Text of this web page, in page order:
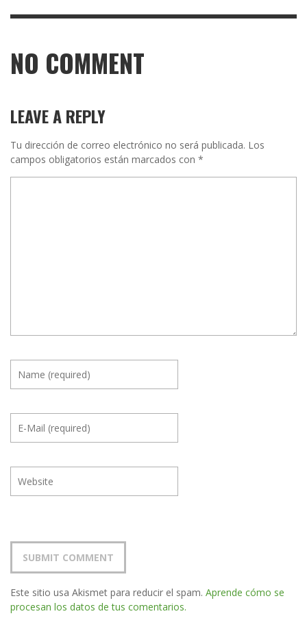
NO COMMENT
LEAVE A REPLY
Tu dirección de correo electrónico no será publicada. Los
campos obligatorios están marcados con *
Este sitio usa Akismet para reducir el spam. Aprende cómo se
procesan los datos de tus comentarios.